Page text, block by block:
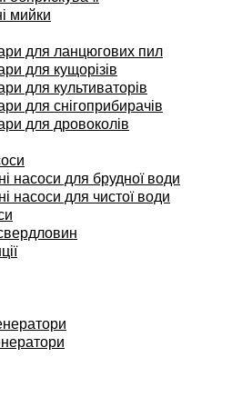
мийки
для ланцюгових пил
для кущорізів
для культиваторів
для снігоприбирачів
для дровоколів
насоси для брудної води
насоси для чистої води